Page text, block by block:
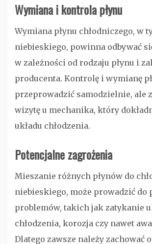
Wymiana i kontrola płynu
Wymiana płynu chłodniczego, w
niebieskiego, powinna odbywać
w zależności od rodzaju płynu i
producenta. Kontrolę i wymianę
przeprowadzić samodzielnie, ale
wizytę u mechanika, który
układu chłodzenia.
Potencjalne zagrożenia
Mieszanie różnych płynów do
niebieskiego, może prowadzić do
problemów, takich jak zatykanie
chłodzenia, korozja czy nawet
Dlatego zawsze należy zachować